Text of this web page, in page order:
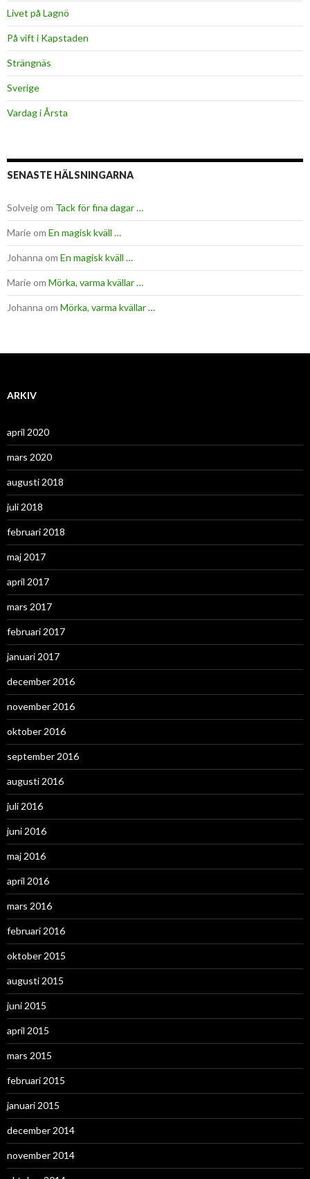
Livet på Lagnö
På vift i Kapstaden
Strängnäs
Sverige
Vardag i Årsta
SENASTE HÄLSNINGARNA
Solveigom Tack för fina dagar …
Marieom En magisk kväll …
Johanna om En magisk kväll …
Marieom Mörka, varma kvällar …
Johanna om Mörka, varma kvällar …
ARKIV
april 2020
mars 2020
augusti 2018
juli 2018
februari 2018
maj 2017
april 2017
mars 2017
februari 2017
januari 2017
december 2016
november 2016
oktober 2016
september 2016
augusti 2016
juli 2016
juni 2016
maj 2016
april 2016
mars 2016
februari 2016
oktober 2015
augusti 2015
juni 2015
april 2015
mars 2015
februari 2015
januari 2015
december 2014
november 2014